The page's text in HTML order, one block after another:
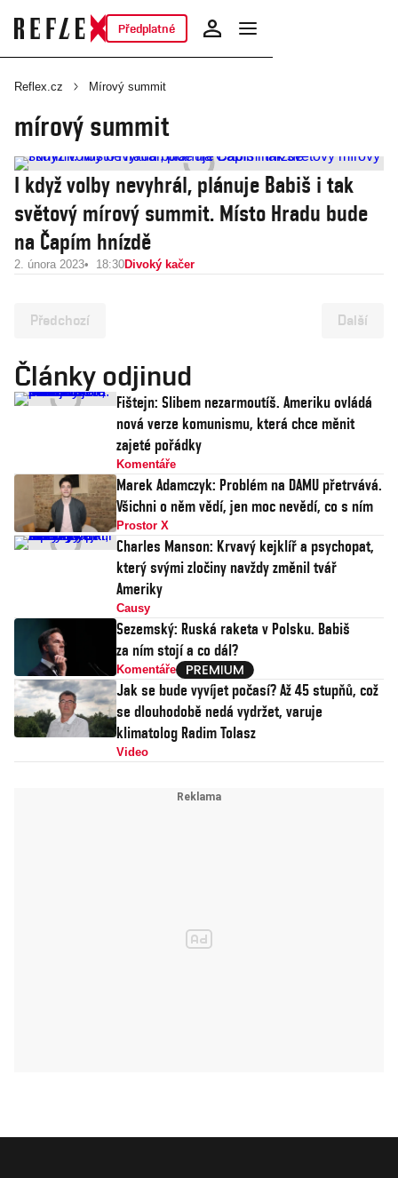
Předplatné
Reflex.cz Mírový summit
mírový summit
I když volby nevyhrál, plánuje Babiš i tak
světový mírový summit. Místo Hradu bude
na Čapím hnízdě
2. února 2023 18:30Divoký kačer
Předchozí Další
Články odjinud
Fištejn: Slibem nezarmoutíš. Ameriku ovládá
nová verze komunismu, která chce měnit
zajeté pořádky
Komentáře
Marek Adamczyk: Problém na DAMU přetrvává.
Všichni o něm vědí, jen moc nevědí, co s ním
Prostor X
Charles Manson: Krvavý kejklíř a psychopat,
který svými zločiny navždy změnil tvář
Ameriky
Causy
Sezemský: Ruská raketa v Polsku. Babiš
za ním stojí a co dál?
Komentáře
Jak se bude vyvíjet počasí? Až 45 stupňů, což
se dlouhodobě nedá vydržet, varuje
klimatolog Radim Tolasz
Video